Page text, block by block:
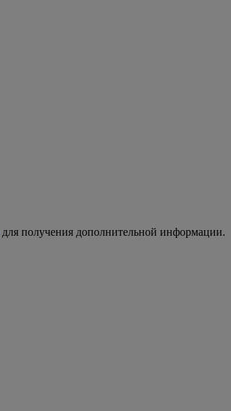
для получения дополнительной информации.